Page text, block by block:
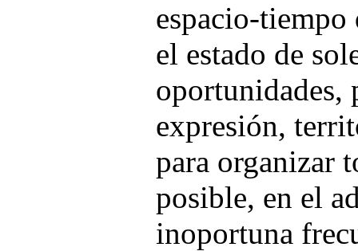
espacio-
el estado de
oportunidades,
expresión,
para organizar
posible, en el
inoportuna